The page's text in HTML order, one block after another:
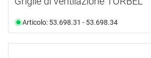
Articolo: 53.698.31 - 53.698.34